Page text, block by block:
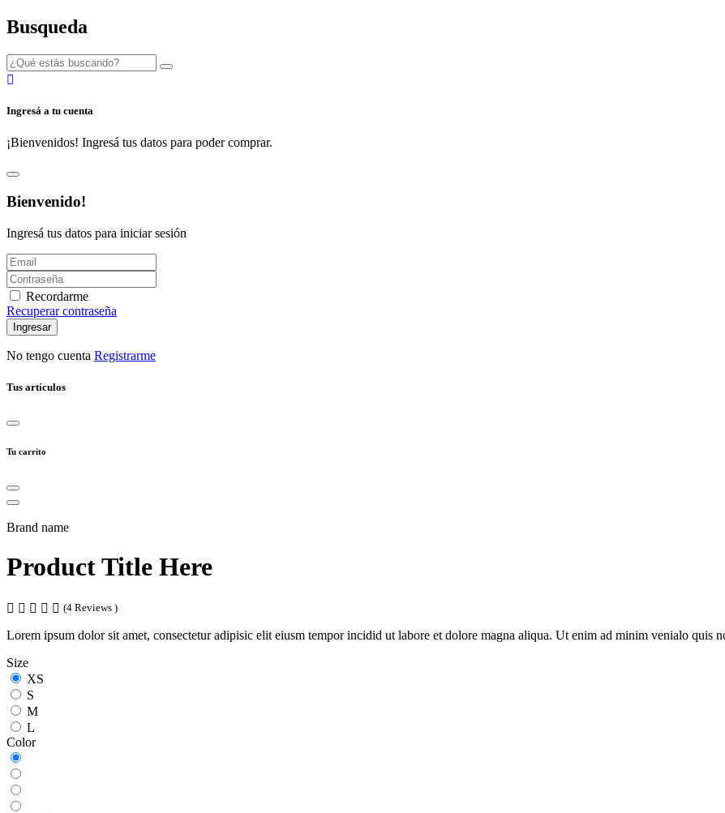
Busqueda
Ingresá a tu cuenta
¡Bienvenidos! Ingresá tus datos para poder comprar.
Bienvenido!
Ingresá tus datos para iniciar sesión
Recordarme
Recuperar contraseña
Ingresar
No tengo cuenta Registrarme
Tus artículos
Tu carrito
Brand name
Product Title Here
(4 Reviews )
Lorem ipsum dolor sit amet, consectetur adipisic elit eiusm tempor incidid ut labore et dolore magna aliqua. Ut enim ad minim venialo quis
Size
XS
S
M
L
Color